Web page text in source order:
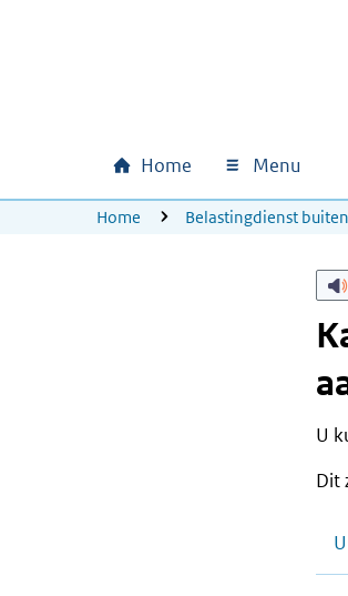
Hoofdnavigatie
Home Menu
U bevindt zich hier:
Home Belastingdienst
U
Dit